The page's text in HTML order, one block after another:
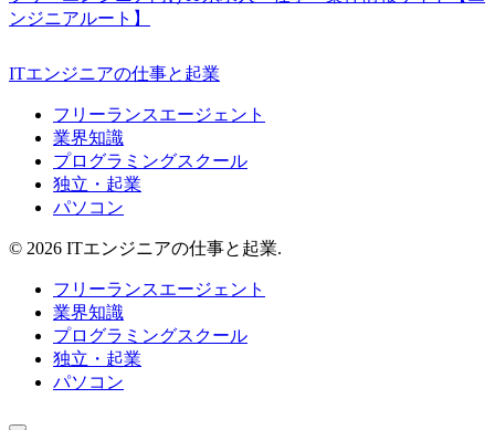
ンジニアルート】
ITエンジニアの仕事と起業
フリーランスエージェント
業界知識
プログラミングスクール
独立・起業
パソコン
© 2026 ITエンジニアの仕事と起業.
フリーランスエージェント
業界知識
プログラミングスクール
独立・起業
パソコン